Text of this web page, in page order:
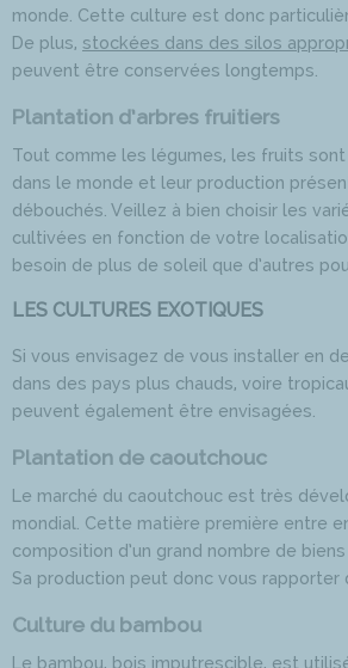
monde. Cette culture est donc
De plus, stockées dans des silos
peuvent être conservées longtemps.
Plantation d’arbres fruitiers
Tout comme les légumes, les fruits
dans le monde et leur production
débouchés. Veillez à bien choisir les
cultivées en fonction de votre
besoin de plus de soleil que d’autres
LES CULTURES EXOTIQUES
Si vous envisagez de vous installer en
dans des pays plus chauds, voire
peuvent également être envisagées.
Plantation de caoutchouc
Le marché du caoutchouc est très
mondial. Cette matière première entre
composition d’un grand nombre de
Sa production peut donc vous rapporter
Culture du bambou
Le bambou, bois imputrescible, est